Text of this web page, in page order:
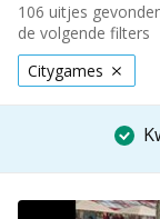
106 uitjes
de volgende filters
Citygames